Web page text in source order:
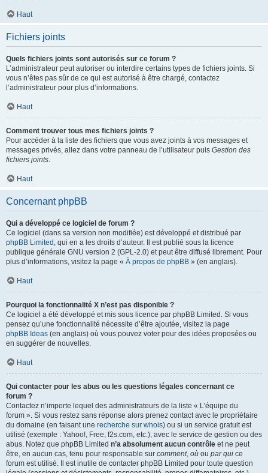
Haut
Fichiers joints
Quels fichiers joints sont autorisés sur ce forum ?
L’administrateur peut autoriser ou interdire certains types de fichiers joints. Si
vous n’êtes pas sûr de ce qui est autorisé à être chargé, contactez
l’administrateur pour plus d’informations.
Haut
Comment trouver tous mes fichiers joints ?
Pour accéder à la liste des fichiers que vous avez joints à vos messages et
messages privés, allez dans votre panneau de l’utilisateur puis Gestion des
fichiers joints.
Haut
Concernant phpBB
Qui a développé ce logiciel de forum ?
Ce logiciel (dans sa version non modifiée) est développé et distribué par
phpBB Limited , qui en a les droits d’auteur. Il est publié sous la licence
publique générale GNU version 2 (GPL-2.0) et peut être diffusé librement. Pour
plus d’informations, visitez la page « À propos de phpBB » (en anglais).
Haut
Pourquoi la fonctionnalité X n’est pas disponible ?
Ce logiciel a été développé et mis sous licence par phpBB Limited. Si vous
pensez qu’une fonctionnalité nécessite d’être ajoutée, visitez la page
phpBB Ideas (en anglais) où vous pouvez voter pour des idées proposées ou
en suggérer de nouvelles.
Haut
Qui contacter pour les abus ou les questions légales concernant ce
forum ?
Contactez n’importe lequel des administrateurs de la liste « L’équipe du
forum ». Si vous restez sans réponse alors prenez contact avec le propriétaire
du domaine (en faisant une recherche sur whois) ou si un service gratuit est
utilisé (exemple : Yahoo!, Free, f2s.com, etc.), avec le service de gestion ou des
abus. Notez que phpBB Limited n’a absolument aucun contrôle et ne peut
être, en aucun cas, tenu pour responsable sur comment, où ou par qui ce
forum est utilisé. Il est inutile de contacter phpBB Limited pour toute question